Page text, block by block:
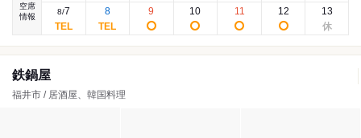
空席
情報
8/7 8 9 10 11 12 13
鉄鍋屋
福井市 / 居酒屋、韓国料理